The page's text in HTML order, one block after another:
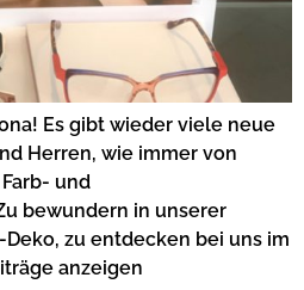
Es gibt wieder viele neue
Herren, wie immer von
und
bewundern in unserer
zu entdecken bei uns im
anzeigen